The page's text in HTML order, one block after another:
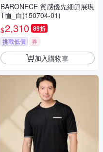
BARONECE 質感優先細節展現
T恤_白(150704-01)
$2,310 89折
挑戰低價 券
加入購物車